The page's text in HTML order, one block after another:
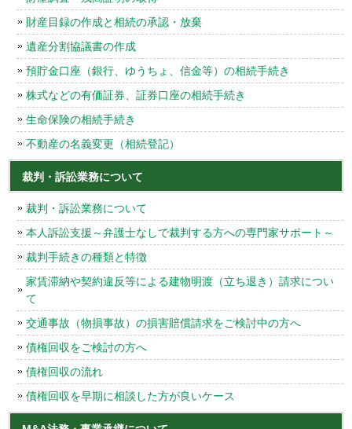
財産目録の作成と相続の承認・放棄
遺産分割協議書の作成
預貯金口座（銀行、ゆうちょ、信金等）の相続手続き
株式などの有価証券、証券口座の相続手続き
生命保険の相続手続き
不動産の名義変更（相続登記）
裁判・訴訟業務について
裁判・訴訟業務について
本人訴訟支援～弁護士なしで裁判する方への専門家サポート～
裁判手続きの種類と特徴
家賃滞納や契約違反等による建物明渡（立ち退き）請求につい
て
交通事故（物損事故）の損害賠償請求をご検討中の方へ
債権回収をご検討の方へ
債権回収の流れ
債権回収を早期に相談した方が良いケース